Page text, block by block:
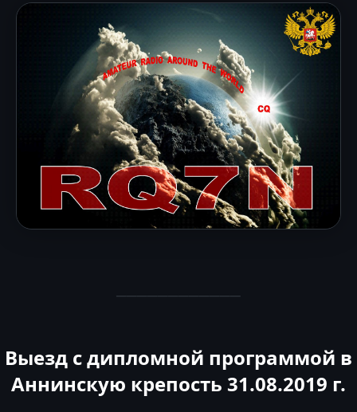
────────────
Выезд с дипломной программой в
Аннинскую крепость 31.08.2019 г.